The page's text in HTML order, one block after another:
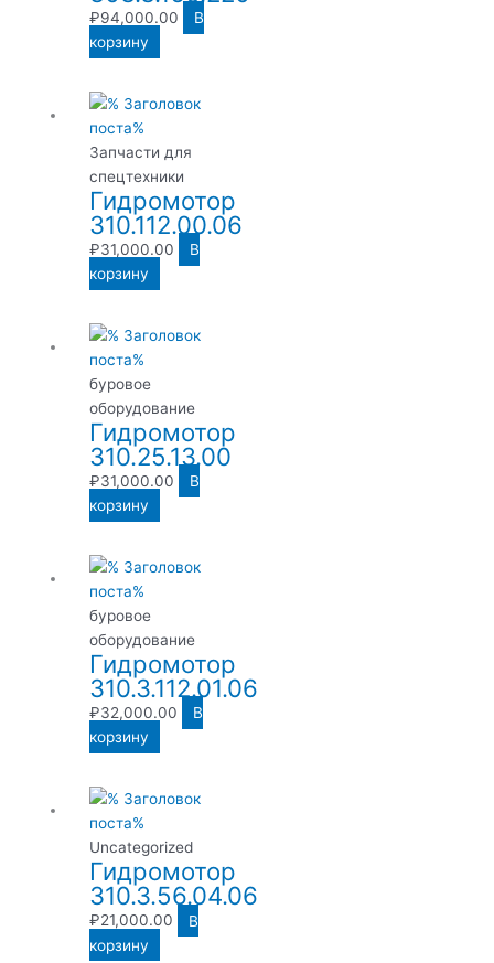
₽94,000.00
В
корзину
Запчасти для
спецтехники
Гидромотор
310.112.00.06
₽31,000.00
В
корзину
буровое
оборудование
Гидромотор
310.25.13.00
₽31,000.00
В
корзину
буровое
оборудование
Гидромотор
310.3.112.01.06
₽32,000.00
В
корзину
Uncategorized
Гидромотор
310.3.56.04.06
₽21,000.00
В
корзину